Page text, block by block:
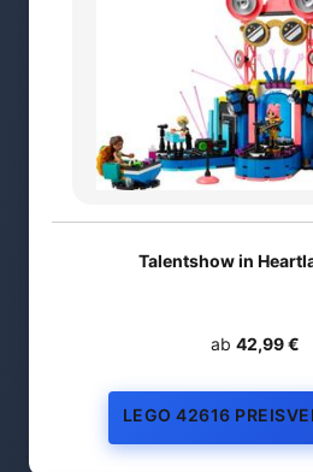
Talentshow in
ab 42,99 €
LEGO 42616